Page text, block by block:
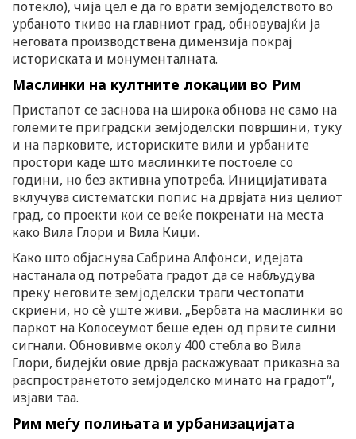
o
n
потекло), чија цел е да го врати земјоделството во
урбаното ткиво на главниот град, обновувајќи ја
неговата производствена димензија покрај
историската и монументалната.
Маслинки на култните локации во Рим
Пристапот се заснова на широка обнова не само на
големите приградски земјоделски површини, туку
и на парковите, историските вили и урбаните
простори каде што маслинките постоеле со
години, но без активна употреба. Иницијативата
вклучува систематски попис на дрвјата низ целиот
град, со проекти кои се веќе покренати на места
како Вила Глори и Вила Киџи.
Како што објаснува Сабрина Алфонси, идејата
настанала од потребата градот да се набљудува
преку неговите земјоделски траги честопати
скриени, но сè уште живи. „Бербата на маслинки во
паркот на Колосеумот беше еден од првите силни
сигнали. Обновивме околу 400 стебла во Вила
Глори, бидејќи овие дрвја раскажуваат приказна за
распространетото земјоделско минато на градот“,
изјави таа.
Рим меѓу полињата и урбанизацијата